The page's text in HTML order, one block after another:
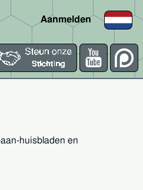
Aanmelden
huisbladen en